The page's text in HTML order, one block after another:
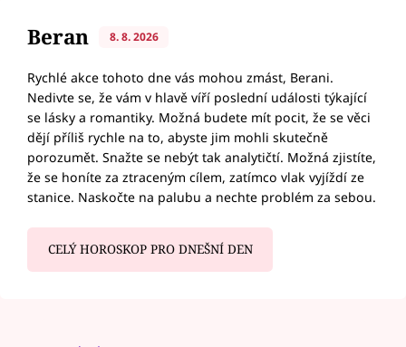
Beran 8. 8. 2026
Rychlé akce tohoto dne vás mohou zmást, Berani.
Nedivte se, že vám v hlavě víří poslední události týkající
se lásky a romantiky. Možná budete mít pocit, že se věci
dějí příliš rychle na to, abyste jim mohli skutečně
porozumět. Snažte se nebýt tak analytičtí. Možná zjistíte,
že se honíte za ztraceným cílem, zatímco vlak vyjíždí ze
stanice. Naskočte na palubu a nechte problém za sebou.
CELÝ HOROSKOP PRO DNEŠNÍ DEN